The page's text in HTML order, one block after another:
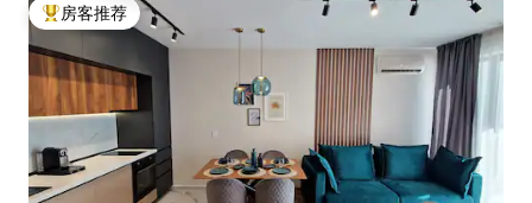
热门「房客推荐」
房客推荐